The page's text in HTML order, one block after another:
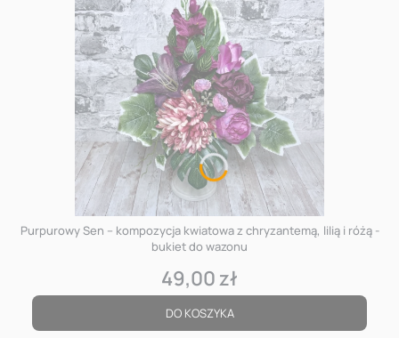
Purpurowy Sen – kompozycja kwiatowa z chryzantemą, lilią i różą -
bukiet do wazonu
Cena
49,00 zł
DO KOSZYKA